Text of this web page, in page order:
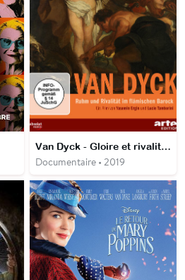
Van Dyck - Gloire et rivalités dans l'art baroque flamand
Documentaire • 2019